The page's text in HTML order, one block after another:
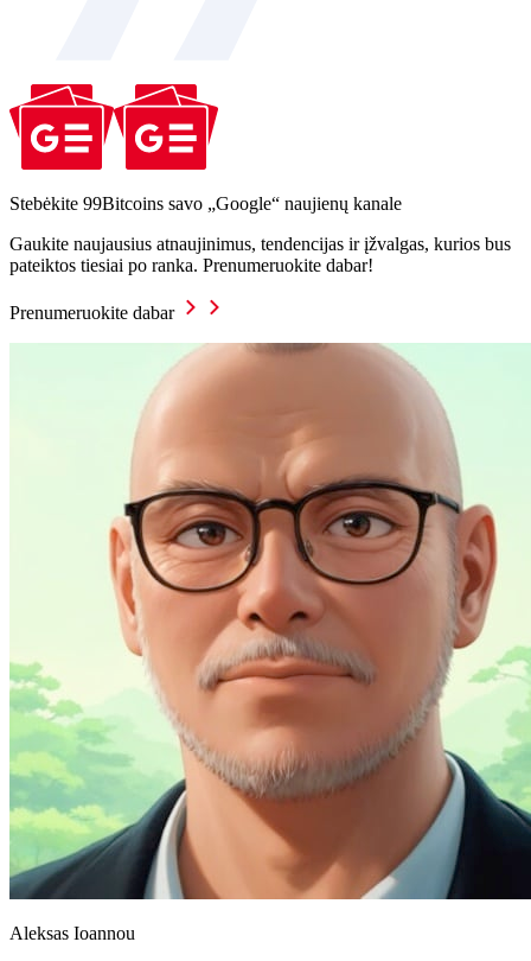
Stebėkite 99Bitcoins savo „Google“ naujienų kanale
Gaukite naujausius atnaujinimus, tendencijas ir įžvalgas, kurios bus
pateiktos tiesiai po ranka. Prenumeruokite dabar!
Prenumeruokite dabar
Aleksas Ioannou